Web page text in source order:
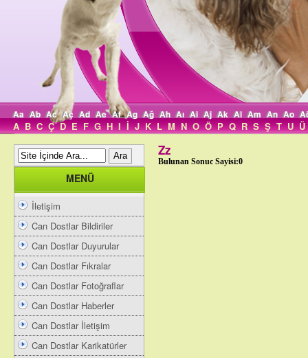
Aa Ab Ac Aç Ad Ae Af Ag Ağ Ah Aı Ai Aj Ak Al Am An Ao
A B C Ç D E F G H I İ J K L M N O Ö P Q R S Ş T U Ü
MENÜ
İletişim
Can Dostlar Bildiriler
Can Dostlar Duyurular
Can Dostlar Fıkralar
Can Dostlar Fotoğraflar
Can Dostlar Haberler
Can Dostlar İletişim
Can Dostlar Karikatürler
Zz
Bulunan Sonuc Sayisi:0